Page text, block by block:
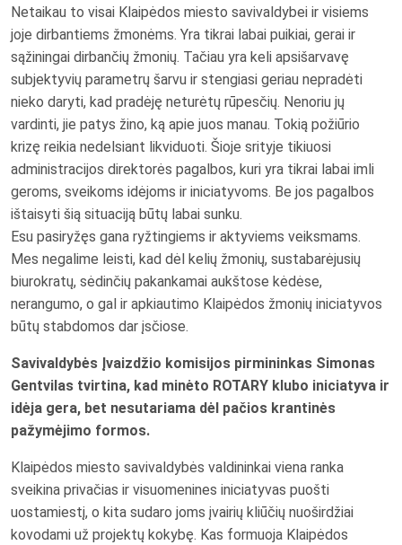
Netaikau to visai Klaipėdos miesto savivaldybei ir visiems
joje dirbantiems žmonėms. Yra tikrai labai puikiai, gerai ir
sąžiningai dirbančių žmonių. Tačiau yra keli apsišarvavę
subjektyvių parametrų šarvu ir stengiasi geriau nepradėti
nieko daryti, kad pradėję neturėtų rūpesčių. Nenoriu jų
vardinti, jie patys žino, ką apie juos manau. Tokią požiūrio
krizę reikia nedelsiant likviduoti. Šioje srityje tikiuosi
administracijos direktorės pagalbos, kuri yra tikrai labai imli
geroms, sveikoms idėjoms ir iniciatyvoms. Be jos pagalbos
ištaisyti šią situaciją būtų labai sunku.
Esu pasiryžęs gana ryžtingiems ir aktyviems veiksmams.
Mes negalime leisti, kad dėl kelių žmonių, sustabarėjusių
biurokratų, sėdinčių pakankamai aukštose kėdėse,
nerangumo, o gal ir apkiautimo Klaipėdos žmonių iniciatyvos
būtų stabdomos dar įsčiose.
Savivaldybės Įvaizdžio komisijos pirmininkas Simonas
Gentvilas tvirtina, kad minėto ROTARY klubo iniciatyva ir
idėja gera, bet nesutariama dėl pačios krantinės
pažymėjimo formos.
Klaipėdos miesto savivaldybės valdininkai viena ranka
sveikina privačias ir visuomenines iniciatyvas puošti
uostamiestį, o kita sudaro joms įvairių kliūčių nuoširdžiai
kovodami už projektų kokybę. Kas formuoja Klaipėdos